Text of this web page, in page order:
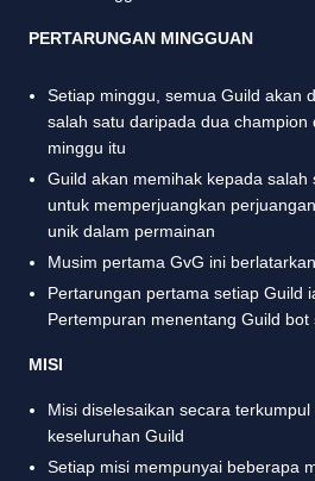
PERTARUNGAN MINGGUAN
Setiap minggu, semua Guild akan
salah satu daripada dua champion
minggu itu
Guild akan memihak kepada
untuk memperjuangkan
unik dalam permainan
Musim pertama GvG ini berlatarkan
Pertarungan pertama setiap Guild
Pertempuran menentang Guild bot
MISI
Misi diselesaikan secara
keseluruhan Guild
Setiap misi mempunyai beberapa